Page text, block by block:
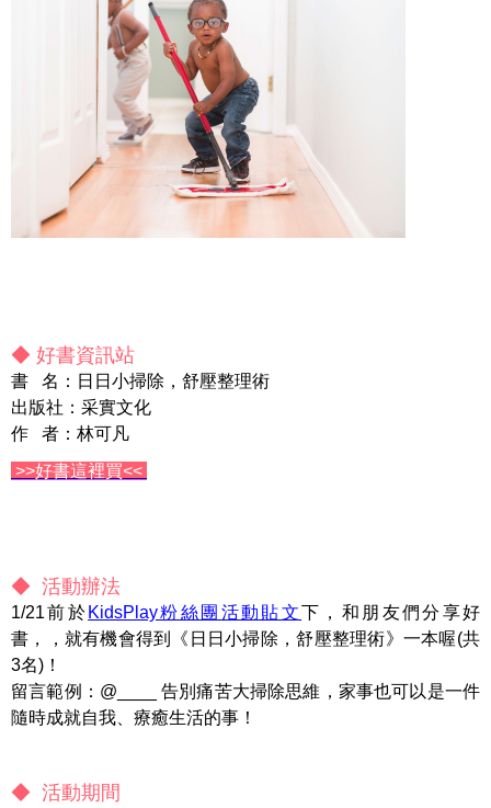
◆ 好書資訊站
書 名：日日小掃除，舒壓整理術
出版社：采實文化
作 者：林可凡
>>好書這裡買<<
◆ 活動辦法
1/21前於 KidsPlay粉絲團活動貼文下，和朋友們分享好
書，，就有機會得到《日日小掃除，舒壓整理術》一本喔(共
3名)！
留言範例：@____ 告別痛苦大掃除思維，家事也可以是一件
隨時成就自我、療癒生活的事！
◆ 活動期間